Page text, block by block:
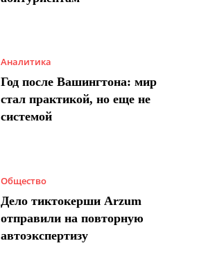
Аналитика
Год после Вашингтона: мир
стал практикой, но еще не
системой
Общество
Дело тиктокерши Arzum
отправили на повторную
автоэкспертизу